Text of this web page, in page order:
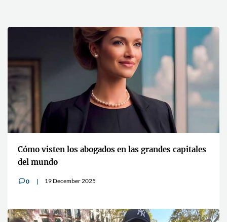
Cómo visten los abogados en las grandes capitales
del mundo
v0 19 December 2025